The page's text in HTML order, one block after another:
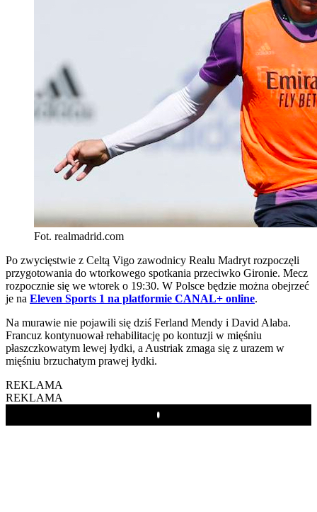
Fot. realmadrid.com
Po zwycięstwie z Celtą Vigo zawodnicy Realu Madryt rozpoczęli
przygotowania do wtorkowego spotkania przeciwko Gironie. Mecz
rozpocznie się we wtorek o 19:30. W Polsce będzie można obejrzeć
je na Eleven Sports 1 na platformie CANAL+ online.
Na murawie nie pojawili się dziś Ferland Mendy i David Alaba.
Francuz kontynuował rehabilitację po kontuzji w mięśniu
płaszczkowatym lewej łydki, a Austriak zmaga się z urazem w
mięśniu brzuchatym prawej łydki.
REKLAMA
REKLAMA
Play